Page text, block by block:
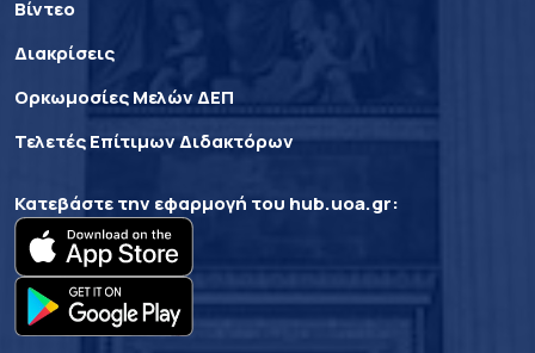
Βίντεο
Διακρίσεις
Ορκωμοσίες Μελών ΔΕΠ
Τελετές Επίτιμων Διδακτόρων
Κατεβάστε την εφαρμογή του hub.uoa.gr: